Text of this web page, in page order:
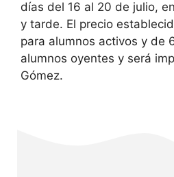
días del 16 al 20 de julio,
y tarde. El precio
para alumnos activos y de
alumnos oyentes y será
Gómez.